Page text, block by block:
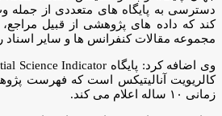
دسترسی به پایگاه های متعددی از
کند که داده های پژوهشی از قبیل مراجع،
مجموعه مقالات کنفرانس ها و سایر اسناد
کالریویت آنالیتیکس است که فهرست
زمانی ۱۰ ساله اعلام می کند.